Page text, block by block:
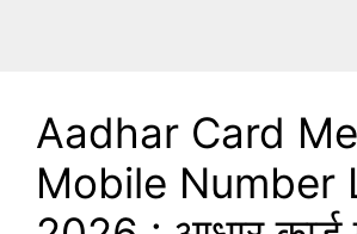
Aadhar Card Me
Mobile Number